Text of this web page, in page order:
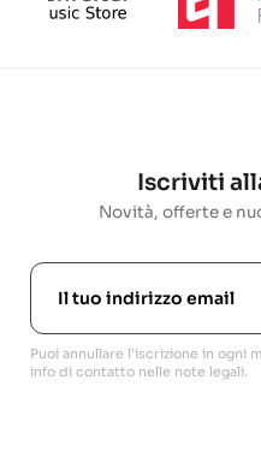
Iscriviti
Novità, offerte e
Puoi annullare l'iscrizione in ogni
info di contatto nelle note legali.